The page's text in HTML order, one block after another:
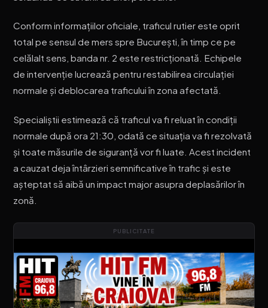
Conform informațiilor oficiale, traficul rutier este oprit
total pe sensul de mers spre București, în timp ce pe
celălalt sens, banda nr. 2 este restricționată. Echipele
de intervenție lucrează pentru restabilirea circulației
normale și deblocarea traficului în zona afectată.
Specialiștii estimează că traficul va fi reluat în condiții
normale după ora 21:30, odată ce situația va fi rezolvată
și toate măsurile de siguranță vor fi luate. Acest incident
a cauzat deja întârzieri semnificative în trafic și este
așteptat să aibă un impact major asupra deplasărilor în
zonă.
PUBLICITATE